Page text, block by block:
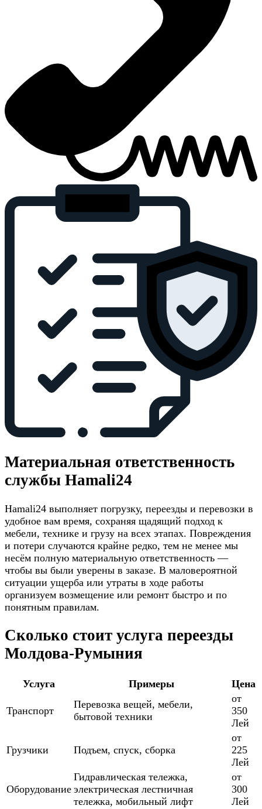
Материальная ответственность
службы Hamali24
Hamali24 выполняет погрузку, переезды и перевозки в
удобное вам время, сохраняя щадящий подход к
мебели, технике и грузу на всех этапах. Повреждения
и потери случаются крайне редко, тем не менее мы
несём полную материальную ответственность —
чтобы вы были уверены в заказе. В маловероятной
ситуации ущерба или утраты в ходе работы
организуем возмещение или ремонт быстро и по
понятным правилам.
Сколько стоит услуга переезды
Молдова-Румыния
Услуга Примеры Цена
Транспорт
Перевозка вещей, мебели,
бытовой техники
от
350
Лей
Грузчики Подъем, спуск, сборка
от
225
Лей
Оборудование
Гидравлическая тележка,
электрическая лестничная
тележка, мобильный лифт
от
300
Лей